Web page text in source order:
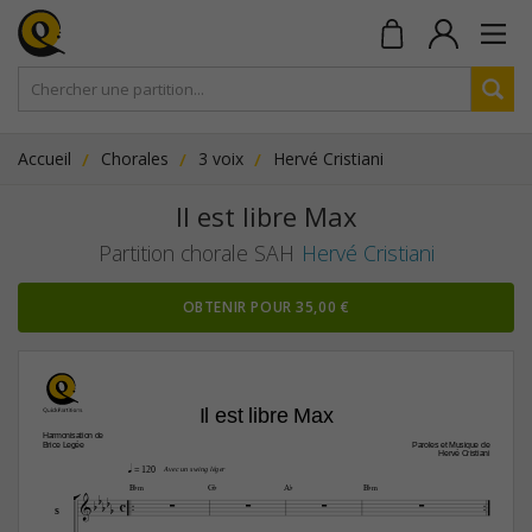
Accueil Chorales 3 voix Hervé Cristiani
Il est libre Max
Partition chorale SAH Hervé Cristiani
OBTENIR POUR 35,00 €
 
Harmonisation de
Brice Legée
Paroles et Musique de
Hervé Cristiani
Il est libre Max

q = 120
c

S
B¨‹

Avec un swing léger
G¨

A¨

B¨‹
